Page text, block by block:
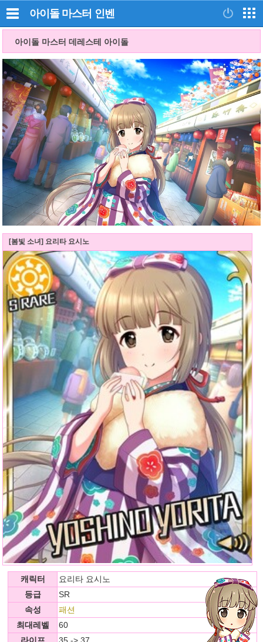
아이돌 마스터 인벤
아이돌 마스터 데레스테 아이돌
[봄빛 소녀] 요리타 요시노
캐릭터
요리타 요시노
등급
SR
속성
패션
최대레벨
60